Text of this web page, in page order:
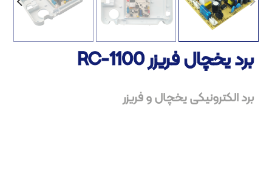
برد یخچال فریزر RC-1100
برد الکترونیکی یخچال و فریزر​